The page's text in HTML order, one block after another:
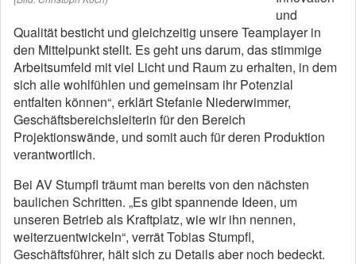
und
Qualität besticht und gleichzeitig unsere Teamplayer in
den Mittelpunkt stellt. Es geht uns darum, das stimmige
Arbeitsumfeld mit viel Licht und Raum zu erhalten, in dem
sich alle wohlfühlen und gemeinsam ihr Potenzial
entfalten können“, erklärt Stefanie Niederwimmer,
Geschäftsbereichsleiterin für den Bereich
Projektionswände, und somit auch für deren Produktion
verantwortlich.
Bei AV Stumpfl träumt man bereits von den nächsten
baulichen Schritten. „Es gibt spannende Ideen, um
unseren Betrieb als Kraftplatz, wie wir ihn nennen,
weiterzuentwickeln“, verrät Tobias Stumpfl,
Geschäftsführer, hält sich zu Details aber noch bedeckt.